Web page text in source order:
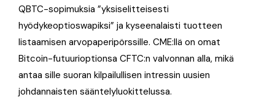
QBTC-sopimuksia ”yksiselitteisesti
hyödykeoptioswapiksi” ja kyseenalaisti tuotteen
listaamisen arvopaperipörssille. CME:llä on omat
Bitcoin-futuurioptionsa CFTC:n valvonnan alla, mikä
antaa sille suoran kilpailullisen intressin uusien
johdannaisten sääntelyluokittelussa.